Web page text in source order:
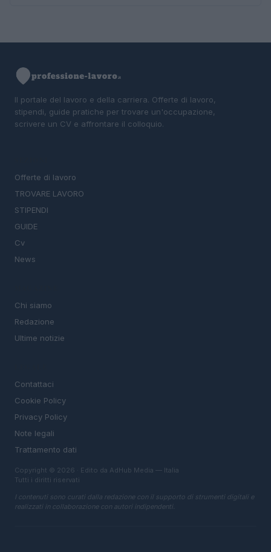
Il portale del lavoro e della carriera. Offerte di lavoro,
stipendi, guide pratiche per trovare un'occupazione,
scrivere un CV e affrontare il colloquio.
Offerte di lavoro
TROVARE LAVORO
STIPENDI
GUIDE
Cv
News
Chi siamo
Redazione
Ultime notizie
Contattaci
Cookie Policy
Privacy Policy
Note legali
Trattamento dati
Copyright © 2026 · Edito da AdHub Media — Italia
Tutti i diritti riservati
I contenuti sono curati dalla redazione con il supporto di strumenti digitali e
realizzati in collaborazione con autori indipendenti.